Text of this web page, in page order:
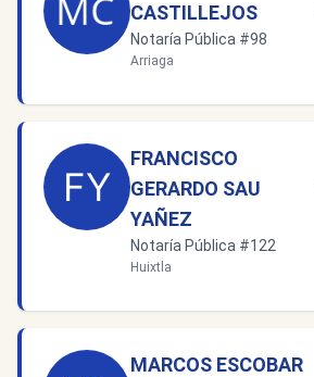
CASTILLEJOS
Notaría Pública #98
Arriaga
FRANCISCO
GERARDO SAU
YAÑEZ
Notaría Pública #122
Huixtla
MARCOS ESCOBAR